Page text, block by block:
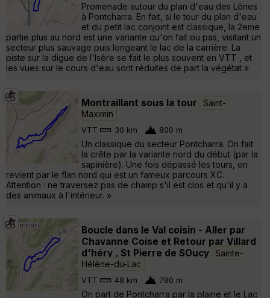
Promenade autour du plan d'eau des Lônes
à Pontcharra. En fait, si le tour du plan d'eau
et du petit lac conjoint est classique, la 2eme
partie plus au nord est une variante qu'on fait ou pas, visitant un
secteur plus sauvage puis longeant le lac de la carrière. La
piste sur la digue de l'Isère se fait le plus souvent en VTT , et
les vues sur le cours d'eau sont réduites de part la végétat »
Montraillant sous la tour
Saint-
Maximin
VTT 30 km 800 m
Un classique du secteur Pontcharra. On fait
la crête par la variante nord du début (par la
sapinière). Une fois dépassé les tours, on
revient par le flan nord qui est un fameux parcours XC.
Attention : ne traversez pas de champ s'il est clos et qu'il y a
des animaux à l'intérieur. »
Boucle dans le Val coisin - Aller par
Chavanne Coise et Retour par Villard
d'héry , St Pierre de SOucy Sainte-
Hélène-du-Lac
VTT 48 km 780 m
On part de Pontcharra par la plaine et le Lac